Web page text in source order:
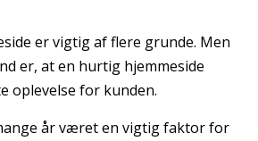
er vigtig af flere grunde. Men
er, at en hurtig hjemmeside
oplevelse for kunden.
år været en vigtig faktor for